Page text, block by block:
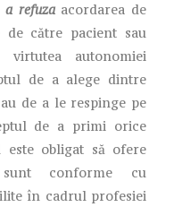
a refuzaacordarea de
de către pacient sau
autonomiei
de a alege dintre
de a le respinge pe
de a primi orice
este obligat să ofere
conforme cu
în cadrul profesiei